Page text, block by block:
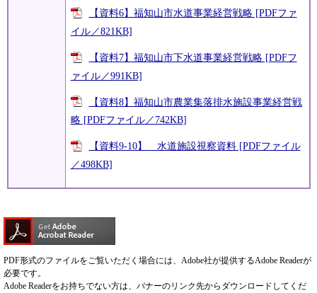
【資料6】福知山市水道事業経営戦略 [PDFファ
イル／821KB]
【資料7】福知山市下水道事業経営戦略 [PDFフ
ァイル／991KB]
【資料8】福知山市農業集落排水施設事業経営戦
略 [PDFファイル／742KB]
【資料9-10】 水道施設視察資料 [PDFファイル
／498KB]
PDF形式のファイルをご覧いただく場合には、Adobe社が提供するAdobe Readerが
必要です。
Adobe Readerをお持ちでない方は、バナーのリンク先からダウンロードしてくだ